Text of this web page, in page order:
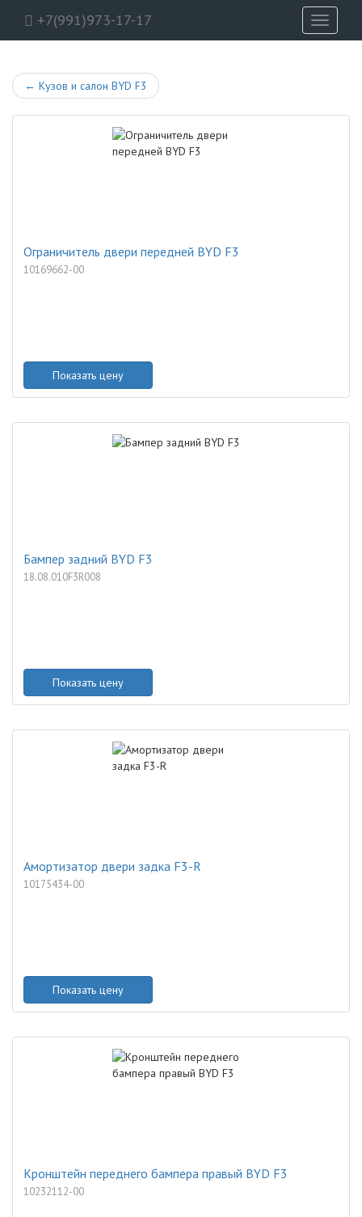
+7(991)973-17-17
Toggle
← Кузов и салон BYD F3
Ограничитель двери передней BYD F3
10169662-00
Показать цену
Бампер задний BYD F3
18.08.010F3R008
Показать цену
Амортизатор двери задка F3-R
10175434-00
Показать цену
Кронштейн переднего бампера правый BYD F3
10232112-00